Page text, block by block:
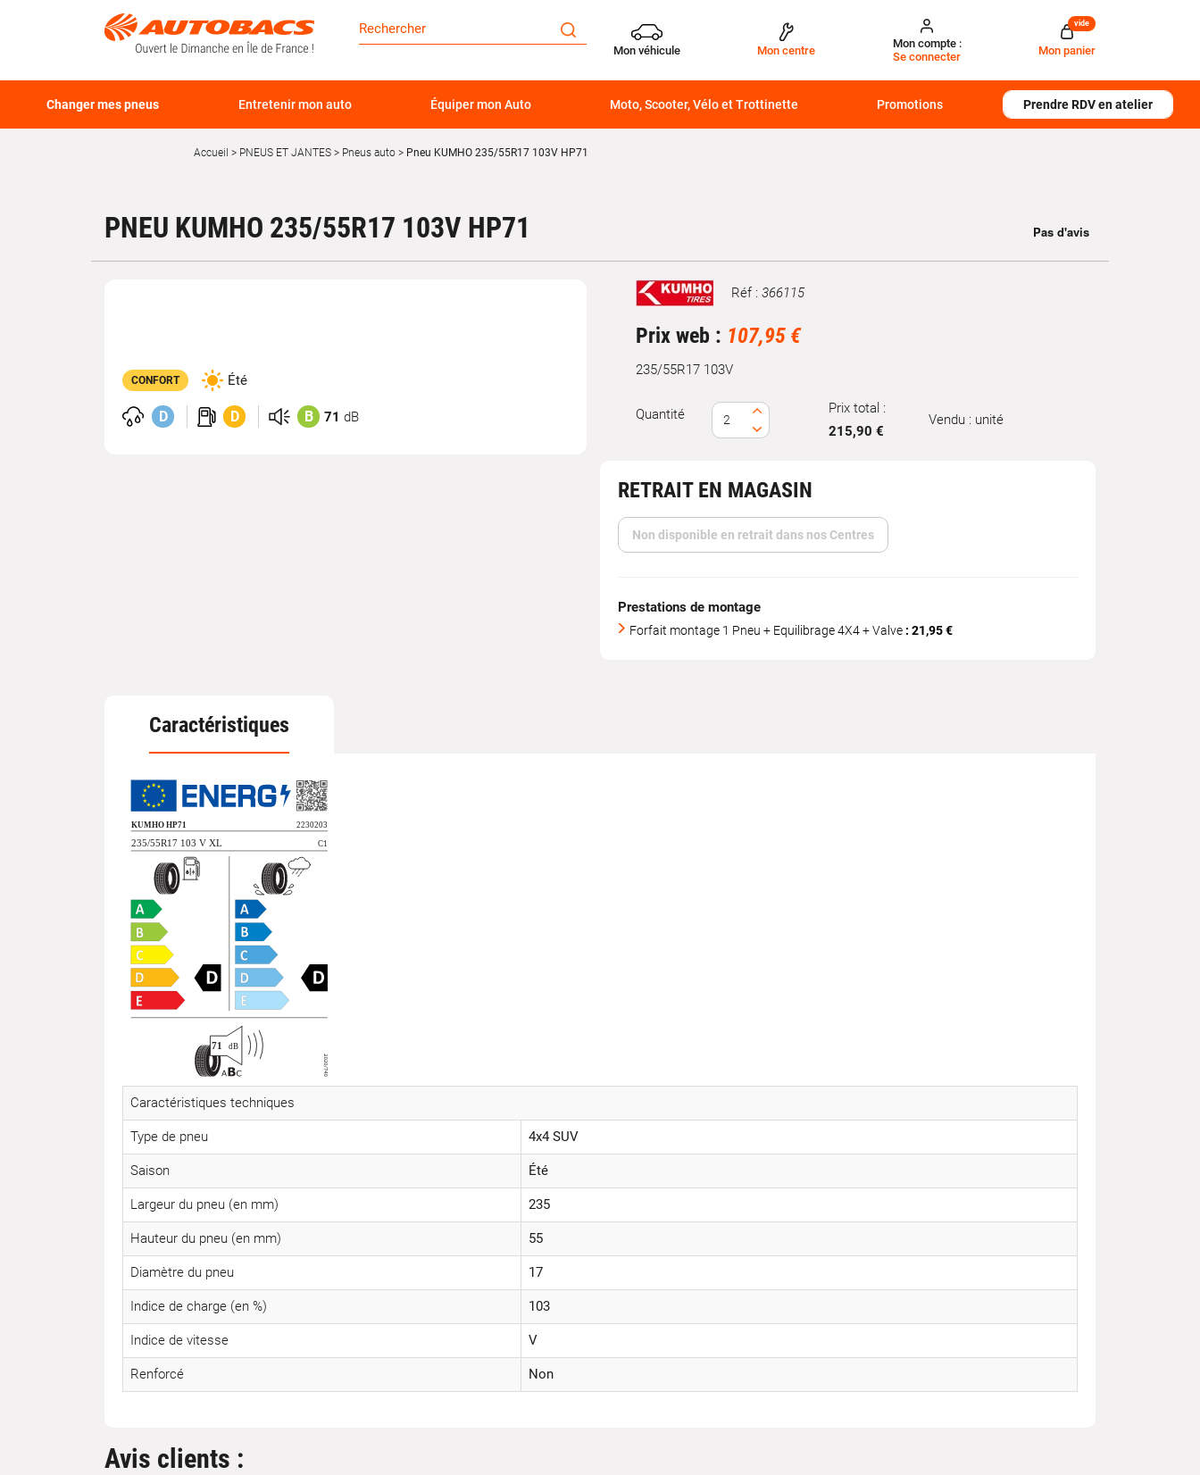
Mon véhicule Mon centre
Mon compte :
Se connecter
Mon panier
vide
Changer mes pneus Entretenir mon auto Équiper mon Auto Moto, Scooter, Vélo et Trottinette Promotions Prendre RDV en atelier
Accueil PNEUS ET JANTES Pneus auto Pneu KUMHO 235/55R17 103V HP71
PNEU KUMHO 235/55R17 103V HP71
CONFORT Été
D D B 71 dB
Marque Réf : 366115
Prix web : 107,95 €
235/55R17 103V
Quantité
Prix total :
215,90 €
Vendu : unité
RETRAIT EN MAGASIN
Non disponible en retrait dans nos Centres
Prestations de montage
Forfait montage 1 Pneu + Equilibrage 4X4 + Valve : 21,95 €
Caractéristiques
Caractéristiques techniques
Type de pneu 4x4 SUV
Saison Été
Largeur du pneu (en mm) 235
Hauteur du pneu (en mm) 55
Diamètre du pneu 17
Indice de charge (en %) 103
Indice de vitesse V
Renforcé Non
Avis clients :